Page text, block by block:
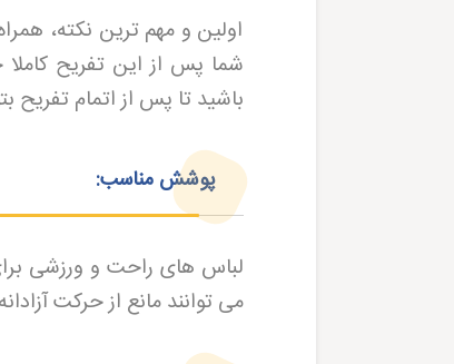
اولین و مهم ترین نکته،
شما پس از این تفریح
باشید تا پس از اتمام تفریح
پوشش مناسب:
لباس های راحت و ورزشی
می توانند مانع از حرکت